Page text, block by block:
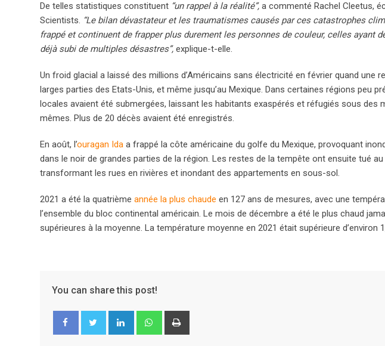
De telles statistiques constituent “un rappel à la réalité”, a commenté Rachel Cleetus,
Scientists. “Le bilan dévastateur et les traumatismes causés par ces catastrophes
frappé et continuent de frapper plus durement les personnes de couleur, celles ayant
déjà subi de multiples désastres”, explique-t-elle.
Un froid glacial a laissé des millions d’Américains sans électricité en février quand une
larges parties des Etats-Unis, et même jusqu’au Mexique. Dans certaines régions peu
locales avaient été submergées, laissant les habitants exaspérés et réfugiés sous des
mêmes. Plus de 20 décès avaient été enregistrés.
En août, l’ouragan Ida a frappé la côte américaine du golfe du Mexique, provoquant
dans le noir de grandes parties de la région. Les restes de la tempête ont ensuite tué
transformant les rues en rivières et inondant des appartements en sous-sol.
2021 a été la quatrième année la plus chaude en 127 ans de mesures, avec une
l’ensemble du bloc continental américain. Le mois de décembre a été le plus chaud
supérieures à la moyenne. La température moyenne en 2021 était supérieure d’environ
You can share this post!
LinkedIn Whatsapp